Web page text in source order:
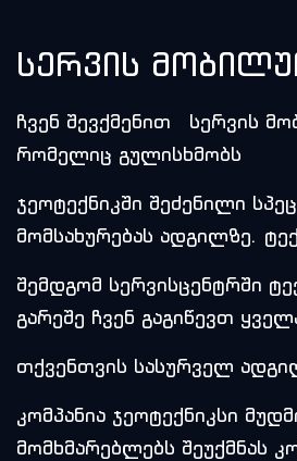
სერვის
ჩვენ შევქმენით სერვის
რომელიც გულისხმობს
ჯეოტექნიკში შეძენილი
მომსახურებას ადგილზე.
შემდგომ სერვისცენტრში
გარეშე ჩვენ გაგიწევთ
თქვენთვის სასურველ
კომპანია ჯეოტექნიკსი
მომხმარებლებს შეუქმნას